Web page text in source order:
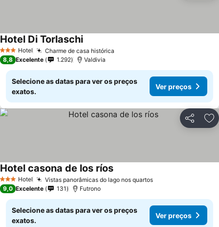
3 EstrelasHotel Charme de casa histórica
Hotel Di Torlaschi
8,8 Excelente 1.292 Valdivia
Selecione as datas para ver os preços
exatos.
Ver preços
Partilhar
3 EstrelasHotel Vistas panorâmicas do lago nos quartos
Hotel casona de los ríos
9,0 Excelente 131 Futrono
Selecione as datas para ver os preços
exatos.
Ver preços